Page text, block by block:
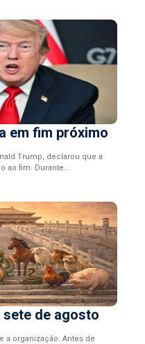
em fim próximo
Trump, declarou que a
ao fim. Durante...
de agosto
a organização. Antes de